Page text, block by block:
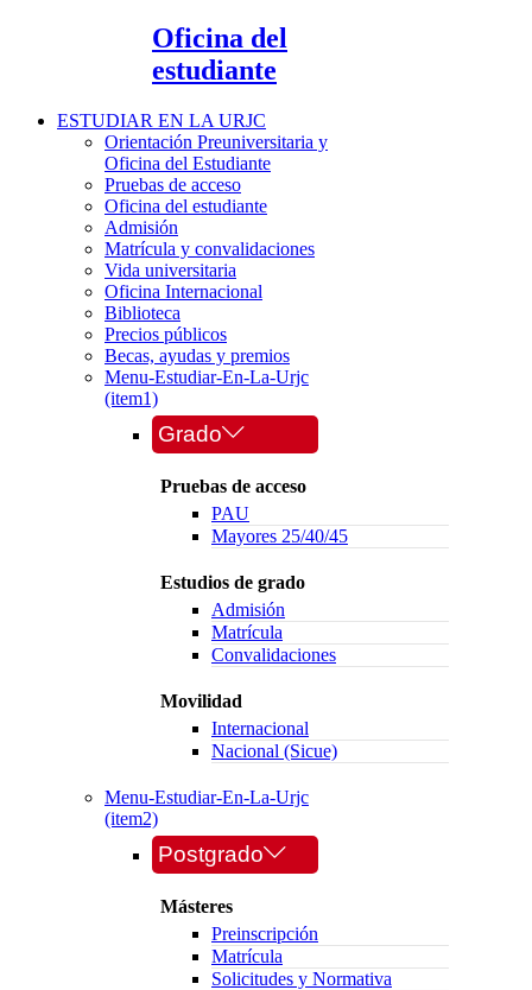
Oficina del
estudiante
ESTUDIAR EN LA URJC
Orientación Preuniversitaria y
Oficina del Estudiante
Pruebas de acceso
Oficina del estudiante
Admisión
Matrícula y convalidaciones
Vida universitaria
Oficina Internacional
Biblioteca
Precios públicos
Becas, ayudas y premios
Menu-Estudiar-En-La-Urjc
(item1)
Grado
Pruebas de acceso
PAU
Mayores 25/40/45
Estudios de grado
Admisión
Matrícula
Convalidaciones
Movilidad
Internacional
Nacional (Sicue)
Menu-Estudiar-En-La-Urjc
(item2)
Postgrado
Másteres
Preinscripción
Matrícula
Solicitudes y Normativa